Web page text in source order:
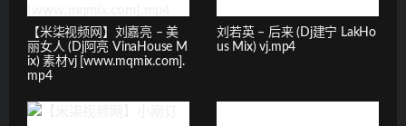
【米柒视频网】刘嘉亮 – 美
丽女人 (Dj阿亮 VinaHouse M
ix) 素材vj [www.mqmix.com].
mp4
刘若英 – 后来 (Dj建宁 LakHo
us Mix) vj.mp4